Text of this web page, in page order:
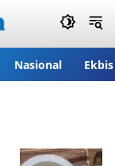
Nasional Ekbis